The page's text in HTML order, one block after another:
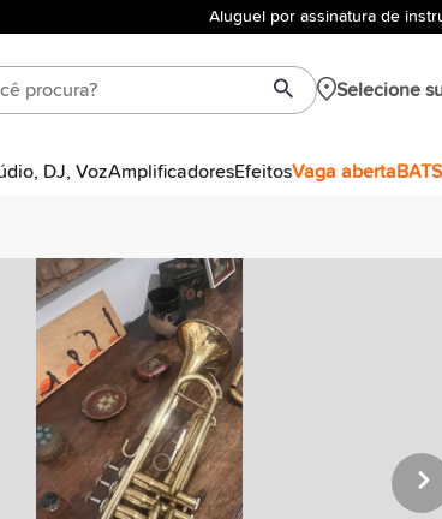
Aluguel por assinatura de
Selecione
DJ, VozAmplificadoresEfeitosVaga aberta